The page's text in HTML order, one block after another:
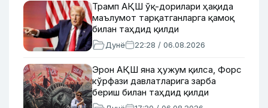
Трамп АҚШ ўқ-дорилари ҳақида
маълумот тарқатганларга қамоқ
билан таҳдид қилди
Дунё 22:28 / 06.08.2026
Эрон АҚШ яна ҳужум қилса, Форс
кўрфази давлатларига зарба
бериш билан таҳдид қилди